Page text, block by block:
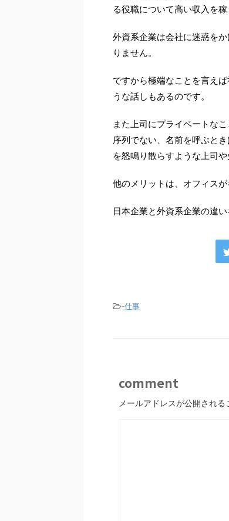
る役職について高い収入を
外資系企業は会社に迷惑を
りません。
ですから極端なことを言え
うな話しもあるのです。
また上司にプライベートな
序列でない、名前を呼ぶと
を怒鳴り散らすような上司
他のメリットは、オフィス
日本企業と外資系企業の違
-仕事
comment
メールアドレスが公開される